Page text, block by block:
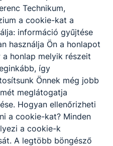
fejlesztés:
2026
Technikum,
a cookie-kat a
információ gyűjtése
használja Ön a honlapot
honlap melyik részeit
így
Önnek még jobb
meglátogatja
Hogyan ellenőrizheti
a cookie-kat? Minden
a cookie-k
A legtöbb böngésző